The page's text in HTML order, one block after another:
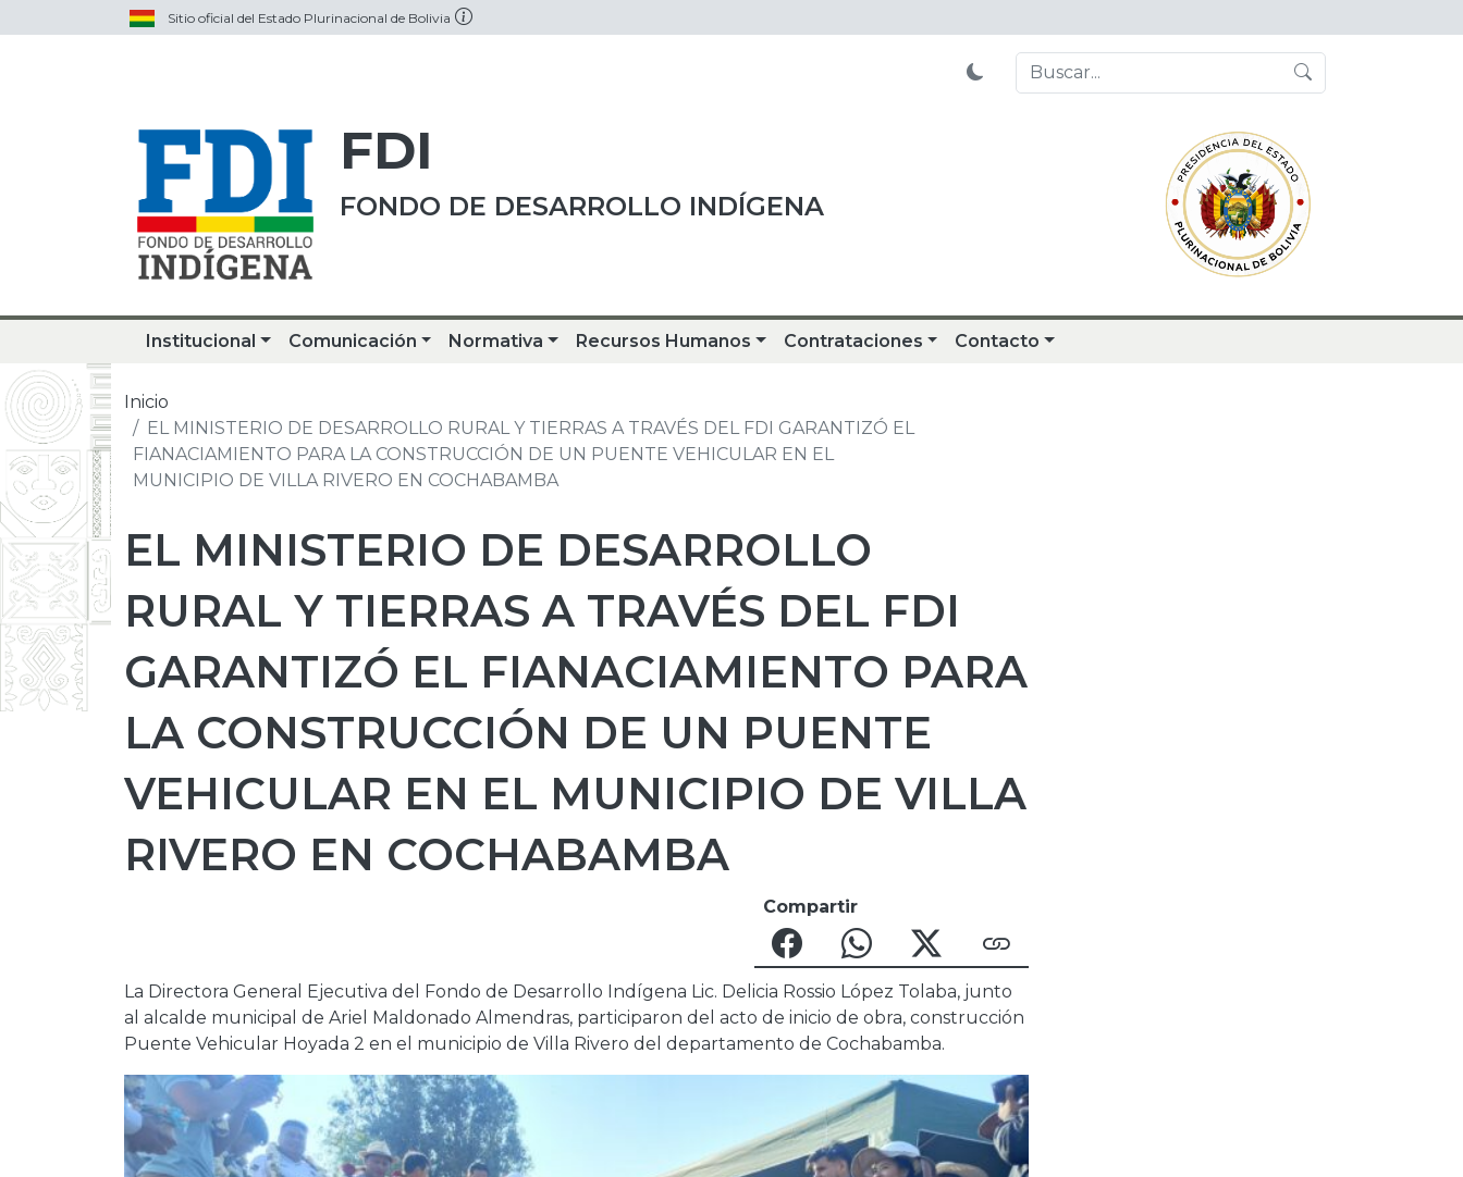
Sitio oficial del Estado Plurinacional de Bolivia
FDI
FONDO DE DESARROLLO INDÍGENA
Institucional Comunicación Normativa Recursos Humanos Contrataciones Contacto
Inicio
EL MINISTERIO DE DESARROLLO RURAL Y TIERRAS A TRAVÉS DEL FDI GARANTIZÓ EL
FIANACIAMIENTO PARA LA CONSTRUCCIÓN DE UN PUENTE VEHICULAR EN EL
MUNICIPIO DE VILLA RIVERO EN COCHABAMBA
EL MINISTERIO DE DESARROLLO
RURAL Y TIERRAS A TRAVÉS DEL FDI
GARANTIZÓ EL FIANACIAMIENTO PARA
LA CONSTRUCCIÓN DE UN PUENTE
VEHICULAR EN EL MUNICIPIO DE VILLA
RIVERO EN COCHABAMBA
Compartir
La Directora General Ejecutiva del Fondo de Desarrollo Indígena Lic. Delicia Rossio López Tolaba, junto
al alcalde municipal de Ariel Maldonado Almendras, participaron del acto de inicio de obra, construcción
Puente Vehicular Hoyada 2 en el municipio de Villa Rivero del departamento de Cochabamba.